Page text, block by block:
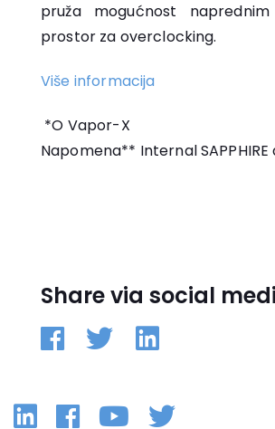
pruža mogućnost
prostor za overclocking.
Više informacija
*O Vapor-X
Napomena** Internal
Share via social
Linkedin
Facebook
YouTube
Twitter